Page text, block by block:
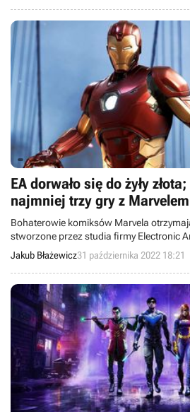
EA dorwało się do żyły
najmniej trzy gry z Marvelem
Bohaterowie komiksów Marvela
stworzone przez studia firmy Electronic
pójdzie Marvel's Iron Man od studia
Jakub Błażewicz31 października 2022 18:21